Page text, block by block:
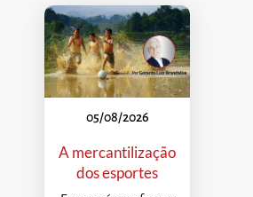
05/08/2026
A mercantilização
dos esportes